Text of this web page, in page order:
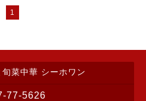
1
菜中華 シーホワン
77-5626